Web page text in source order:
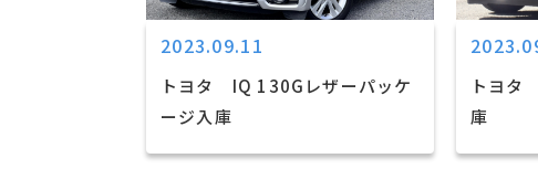
2023.09.11
トヨタ IQ 130Gレザーパッケ
ージ入庫
トヨ
庫